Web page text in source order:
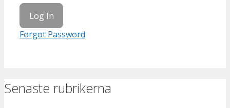
Forgot Password
Senaste rubrikerna